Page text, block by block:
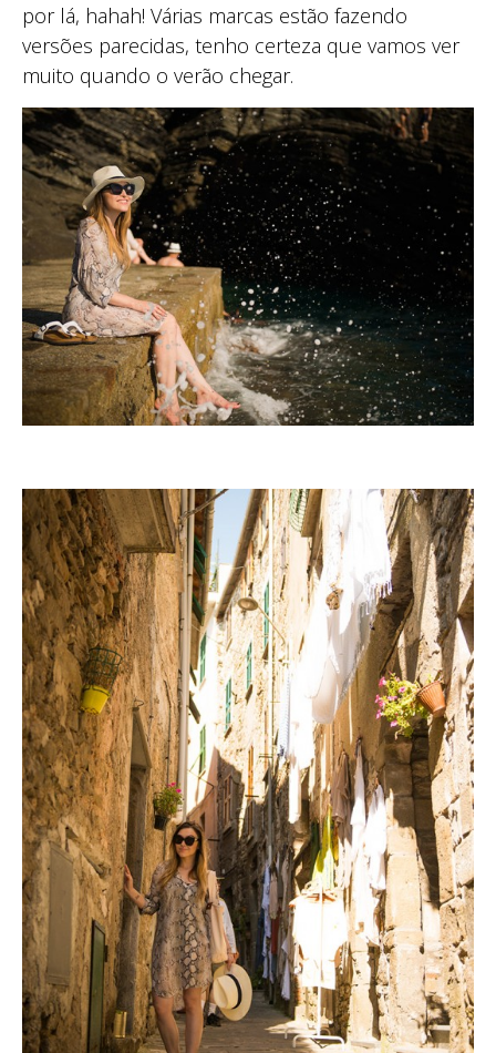
por lá, hahah! Várias marcas estão fazendo
versões parecidas, tenho certeza que vamos ver
muito quando o verão chegar.